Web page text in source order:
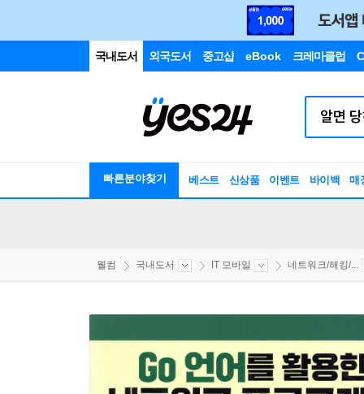
국내도서 외국도서 중고샵 eBook 크레마클럽
빠른분야찾기 베스트 신상품 이벤트 바이백 매
웰컴 국내도서 IT 모바일 네트워크/해킹/...